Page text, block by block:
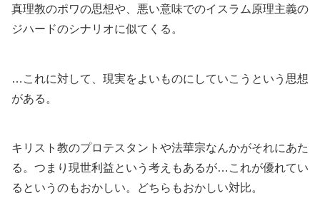
真理教のポワの思想や、悪い意味でのイスラム原理主義の
ジハードのシナリオに似てくる。
…これに対して、現実をよいものにしていこうという思想
がある。
キリスト教のプロテスタントや法華宗なんかがそれにあた
る。つまり現世利益という考えもあるが…これが優れてい
るというのもおかしい。どちらもおかしい対比。